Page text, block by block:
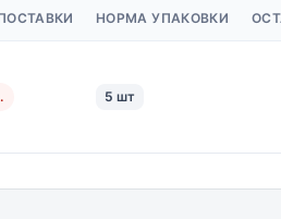
НОРМА УПАКОВКИ
5 шт